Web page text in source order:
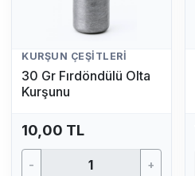
KURŞUN ÇEŞITLERI
30 Gr Fırdöndülü Olta
Kurşunu
10,00 TL
- +